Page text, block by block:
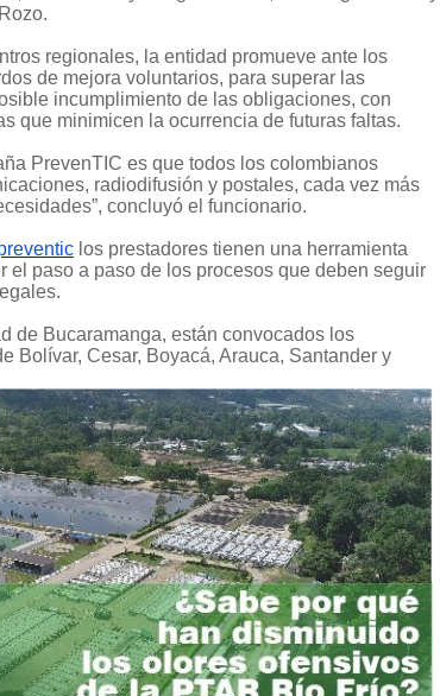
regionales, la entidad promueve ante los
de mejora voluntarios, para superar las
incumplimiento de las obligaciones, con
que minimicen la ocurrencia de futuras faltas.
PrevenTIC es que todos los colombianos
radiodifusión y postales, cada vez más
concluyó el funcionario.
los prestadores tienen una herramienta
el paso a paso de los procesos que deben seguir
de Bucaramanga, están convocados los
Bolívar, Cesar, Boyacá, Arauca, Santander y